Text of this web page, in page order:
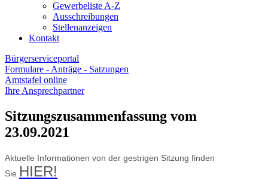
Gewerbeliste A-Z
Ausschreibungen
Stellenanzeigen
Kontakt
Bürgerserviceportal
Formulare - Anträge - Satzungen
Amtstafel online
Ihre Ansprechpartner
Sitzungszusammenfassung vom
23.09.2021
Aktuelle Informationen von der gestrigen Sitzung finden
Sie HIER!